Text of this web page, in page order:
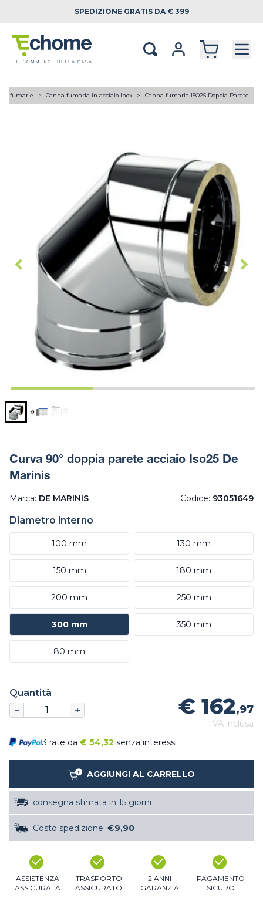
SPEDIZIONE GRATIS DA € 399
fumarie Canna fumaria in acciaio Inox Canna fumaria ISO25 Doppia Parete
Curva 90° doppia parete acciaio Iso25 De
Marinis
Marca: DE MARINIS Codice: 93051649
Diametro interno
100 mm 130 mm
150 mm 180 mm
200 mm 250 mm
300 mm 350 mm
80 mm
Quantità
€ 162,97
IVA inclusa
3 rate da € 54,32 senza interessi
AGGIUNGI AL CARRELLO
consegna stimata in 15 giorni
Costo spedizione: €9,90
ASSISTENZA
ASSICURATA
TRASPORTO
ASSICURATO
2 ANNI
GARANZIA
PAGAMENTO
SICURO